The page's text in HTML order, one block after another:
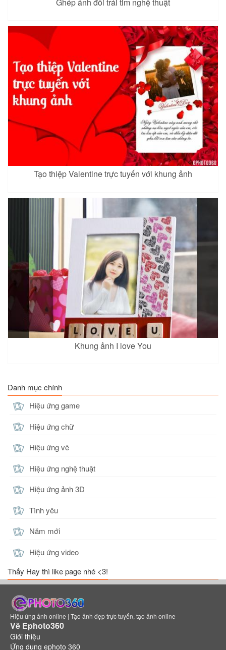
Tạo thiệp Valentine trực tuyến với khung ảnh
Khung ảnh I love You
Danh mục chính
Hiệu ứng game
Hiệu ứng chữ
Hiệu ứng vẽ
Hiệu ứng nghệ thuật
Hiệu ứng ảnh 3D
Tình yêu
Năm mới
Hiệu ứng video
Thấy Hay thì like page nhé <3!
Hiệu ứng ảnh online | Tạo ảnh đẹp trực tuyến, tạo ảnh online
Về Ephoto360
Giới thiệu
Ứng dụng ephoto 360